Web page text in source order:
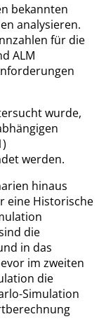
bekannten
analysieren.
für die
ALM
wurde,
werden.
hinaus
eine Historische
die
in das
im zweiten
die
Simulation